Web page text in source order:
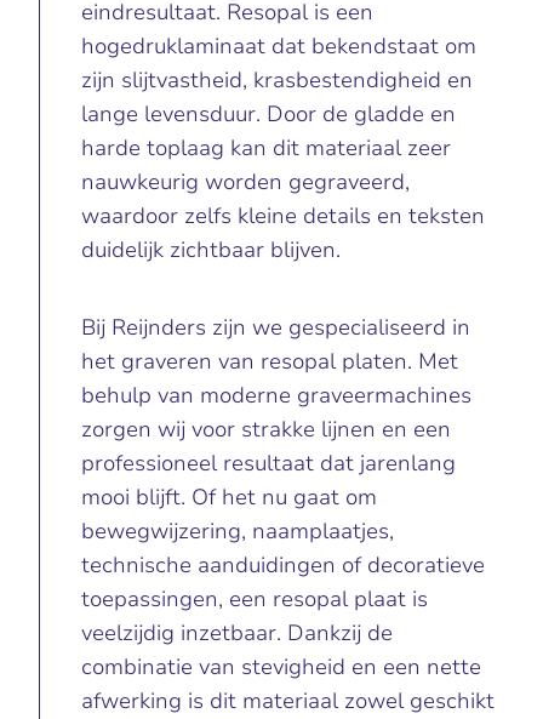
eindresultaat. Resopal is een
hogedruklaminaat dat bekendstaat om
zijn slijtvastheid, krasbestendigheid en
lange levensduur. Door de gladde en
harde toplaag kan dit materiaal zeer
nauwkeurig worden gegraveerd,
waardoor zelfs kleine details en teksten
duidelijk zichtbaar blijven.
Bij Reijnders zijn we gespecialiseerd in
het graveren van resopal platen. Met
behulp van moderne graveermachines
zorgen wij voor strakke lijnen en een
professioneel resultaat dat jarenlang
mooi blijft. Of het nu gaat om
bewegwijzering, naamplaatjes,
technische aanduidingen of decoratieve
toepassingen, een resopal plaat is
veelzijdig inzetbaar. Dankzij de
combinatie van stevigheid en een nette
afwerking is dit materiaal zowel geschikt